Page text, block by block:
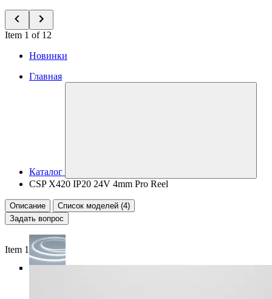
Item 1 of 12
Новинки
Главная
Каталог
CSP X420 IP20 24V 4mm Pro Reel
Описание
Список моделей (4)
Задать вопрос
Item 1 of 5